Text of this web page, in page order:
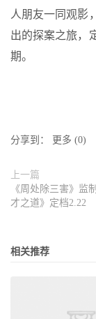
人朋友一同观影
出的探案之旅，
期。
分享到： 更多 (0)
上一篇
《周处除三害》监
才之道》定档2.22
相关推荐